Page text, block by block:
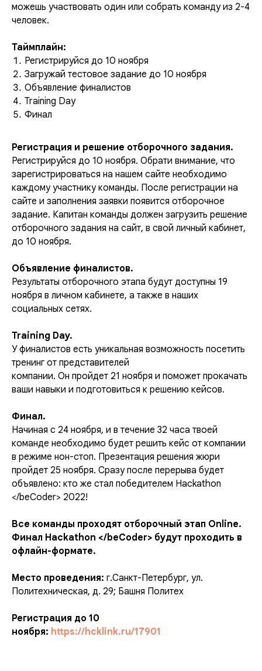
можешь участвовать один или собрать команду из 2-4
человек.
Таймплайн:
Регистрируйся до 10 ноября
Загружай тестовое задание до 10 ноября
Объявление финалистов
Training Day
Финал
Регистрация и решение отборочного задания.
Регистрируйся до 10 ноября. Обрати внимание, что
зарегистрироваться на нашем сайте необходимо
каждому участнику команды. После регистрации на
сайте и заполнения заявки появится отборочное
задание. Капитан команды должен загрузить решение
отборочного задания на сайт, в свой личный кабинет,
до 10 ноября.
Объявление финалистов.
Результаты отборочного этапа будут доступны 19
ноября в личном кабинете, а также в наших
социальных сетях.
Training Day.
У финалистов есть уникальная возможность посетить
тренинг от представителей
компании. Он пройдет 21 ноября и поможет прокачать
ваши навыки и подготовиться к решению кейсов.
Финал.
Начиная с 24 ноября, и в течение 32 часа твоей
команде необходимо будет решить кейс от компании
в режиме нон-стоп. Презентация решения жюри
пройдет 25 ноября. Сразу после перерыва будет
объявлено: кто же стал победителем Hackathon
</beCoder> 2022!
Все команды проходят отборочный этап Online.
Финал Hackathon </beCoder> будут проходить в
офлайн-формате.
Место проведения: г.Санкт-Петербург, ул.
Политехническая, д. 29; Башня Политех
Регистрация до 10
ноября: https://hcklink.ru/17901